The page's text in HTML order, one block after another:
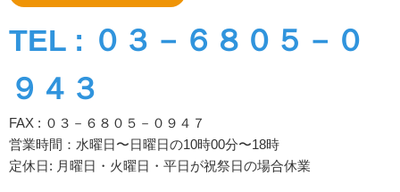
TEL : ０３－６８０５－０
９４３
FAX : ０３－６８０５－０９４７
営業時間：水曜日〜日曜日の10時00分〜18時
定休日: 月曜日・火曜日・平日が祝祭日の場合休業